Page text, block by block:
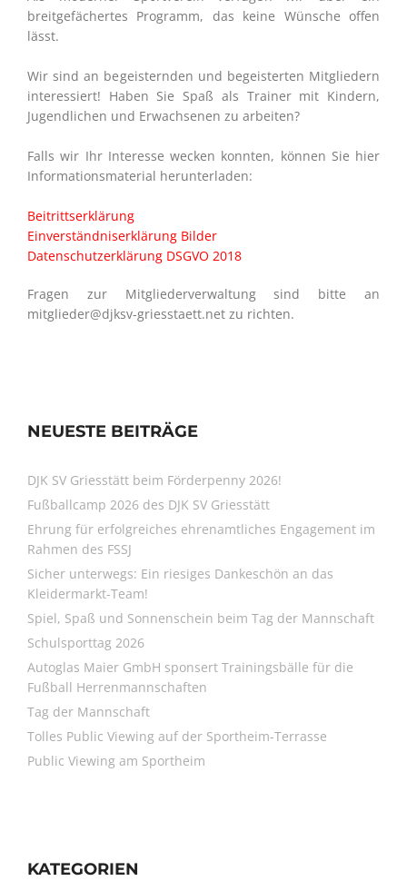
breitgefächertes Programm, das keine Wünsche offen
lässt.
Wir sind an begeisternden und begeisterten Mitgliedern
interessiert! Haben Sie Spaß als Trainer mit Kindern,
Jugendlichen und Erwachsenen zu arbeiten?
Falls wir Ihr Interesse wecken konnten, können Sie hier
Informationsmaterial herunterladen:
Beitrittserklärung
Einverständniserklärung Bilder
Datenschutzerklärung DSGVO 2018
Fragen zur Mitgliederverwaltung sind bitte an
mitglieder@djksv-griesstaett.net zu richten.
NEUESTE BEITRÄGE
DJK SV Griesstätt beim Förderpenny 2026!
Fußballcamp 2026 des DJK SV Griesstätt
Ehrung für erfolgreiches ehrenamtliches Engagement im
Rahmen des FSSJ
Sicher unterwegs: Ein riesiges Dankeschön an das
Kleidermarkt-Team!
Spiel, Spaß und Sonnenschein beim Tag der Mannschaft
Schulsporttag 2026
Autoglas Maier GmbH sponsert Trainingsbälle für die
Fußball Herrenmannschaften
Tag der Mannschaft
Tolles Public Viewing auf der Sportheim-Terrasse
Public Viewing am Sportheim
KATEGORIEN